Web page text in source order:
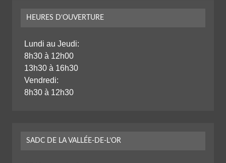
HEURES D’OUVERTURE
Lundi au Jeudi:
8h30 à 12h00
13h30 à 16h30
Vendredi:
8h30 à 12h30
SADC DE LA VALLÉE-DE-L’OR